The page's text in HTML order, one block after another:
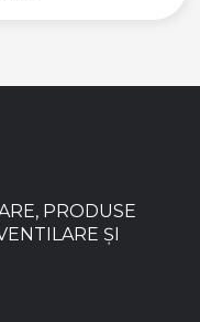
PRODUSE
ȘI